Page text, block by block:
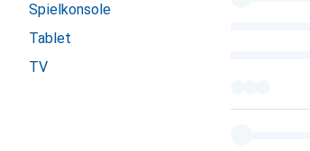
Spielkonsole
Tablet
TV